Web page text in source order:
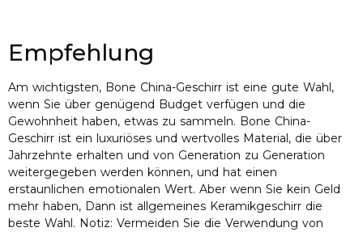
Empfehlung
Am wichtigsten, Bone China-Geschirr ist eine gute Wahl,
wenn Sie über genügend Budget verfügen und die
Gewohnheit haben, etwas zu sammeln. Bone China-
Geschirr ist ein luxuriöses und wertvolles Material, die über
Jahrzehnte erhalten und von Generation zu Generation
weitergegeben werden können, und hat einen
erstaunlichen emotionalen Wert. Aber wenn Sie kein Geld
mehr haben, Dann ist allgemeines Keramikgeschirr die
beste Wahl. Notiz: Vermeiden Sie die Verwendung von